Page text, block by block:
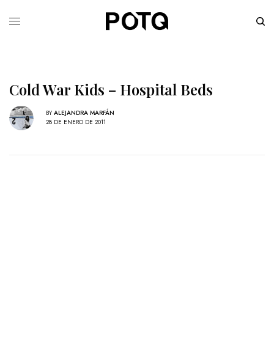
Cold War Kids – Hospital Beds
BY ALEJANDRA MARFÁN
28 DE ENERO DE 2011